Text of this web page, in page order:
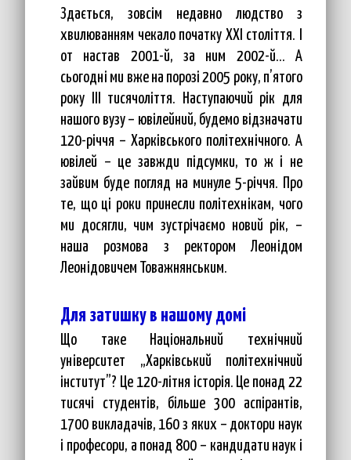
Здається, зовсім недавно людство з
хвилюванням чекало початку ХХІ століття. І
от настав 2001-й, за ним 2002-й... А
сьогодні ми вже на порозі 2005 року, п’ятого
року ІІІ тисячоліття. Наступаючий рік для
нашого вузу – ювілейний, будемо відзначати
120-річчя – Харківського політехнічного. А
ювілей – це завжди підсумки, то ж і не
зайвим буде погляд на минуле 5-річчя. Про
те, що ці роки принесли політехнікам, чого
ми досягли, чим зустрічаємо новий рік, –
наша розмова з ректором Леонідом
Леонідовичем Товажнянським.
Для затишку в нашому домі
Що таке Національний технічний
університет „Харківський політехнічний
інститут”? Це 120-літня історія. Це понад 22
тисячі студентів, більше 300 аспірантів,
1700 викладачів, 160 з яких – доктори наук
і професори, а понад 800 – кандидати наук і